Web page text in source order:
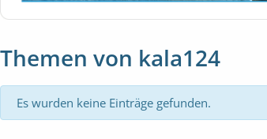
Themen von kala124
Es wurden keine Einträge gefunden.